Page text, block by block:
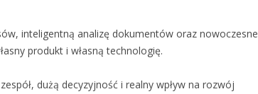
inteligentną analizę dokumentów oraz nowoczesne
produkt i własną technologię.
dużą decyzyjność i realny wpływ na rozwój